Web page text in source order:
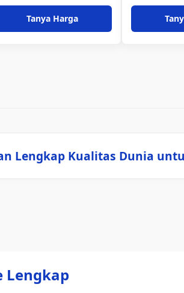
Tanya Harga
Lengkap Kualitas Dunia
Lengkap